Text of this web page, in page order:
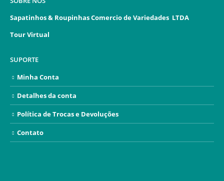
Sapatinhos & Roupinhas Comercio de Variedades LTDA
Tour Virtual
SUPORTE
Minha Conta
Detalhes da conta
Política de Trocas e Devoluções
Contato